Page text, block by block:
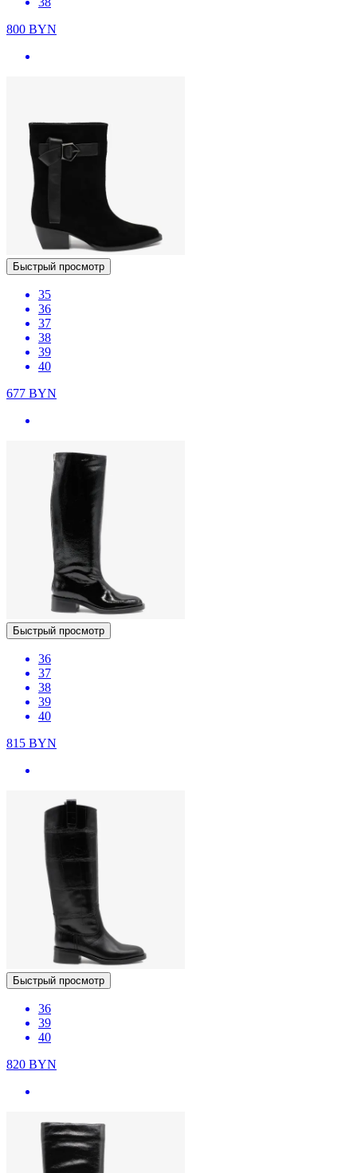
800 BYN
Быстрый просмотр
35
36
37
38
39
40
677 BYN
Быстрый просмотр
36
37
38
39
40
815 BYN
Быстрый просмотр
36
39
40
820 BYN